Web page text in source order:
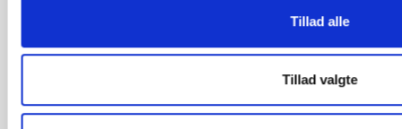
Tillad alle
Tillad valgte
godt i gang.
Den næste
"Nina kære
Nina", som